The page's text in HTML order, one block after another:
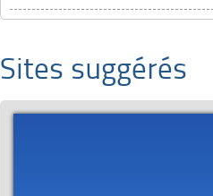
Sites suggérés